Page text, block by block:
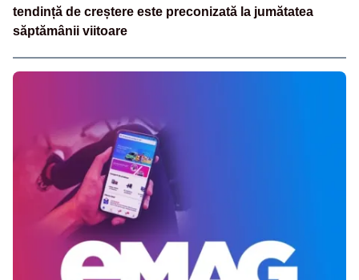
tendință de creștere este preconizată la jumătatea
săptămânii viitoare